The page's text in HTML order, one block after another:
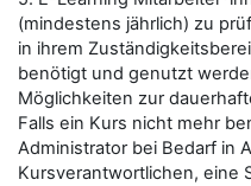
(mindestens jährlich) zu
in ihrem
benötigt und genutzt
Möglichkeiten zur
Falls ein Kurs nicht mehr
Administrator bei Bedarf in
Kursverantwortlichen, eine